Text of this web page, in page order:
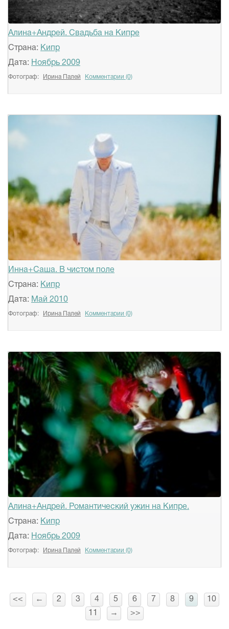
Алина+Андрей. Свадьба на Кипре
Страна: Кипр
Дата: Ноябрь 2009
Фотограф: Ирина Палей Комментарии (0)
Инна+Саша. В чистом поле
Страна: Кипр
Дата: Май 2010
Фотограф: Ирина Палей Комментарии (0)
Алина+Андрей. Романтический ужин на Кипре.
Страна: Кипр
Дата: Ноябрь 2009
Фотограф: Ирина Палей Комментарии (0)
<< ← 2 3 4 5 6 7 8 9
10
11
→ >>